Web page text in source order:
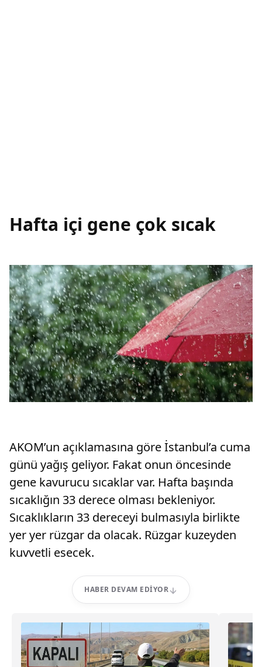
Hafta içi gene çok sıcak
AKOM’un açıklamasına göre İstanbul’a cuma
günü yağış geliyor. Fakat onun öncesinde
gene kavurucu sıcaklar var. Hafta başında
sıcaklığın 33 derece olması bekleniyor.
Sıcaklıkların 33 dereceyi bulmasıyla birlikte
yer yer rüzgar da olacak. Rüzgar kuzeyden
kuvvetli esecek.
HABER DEVAM EDIYOR